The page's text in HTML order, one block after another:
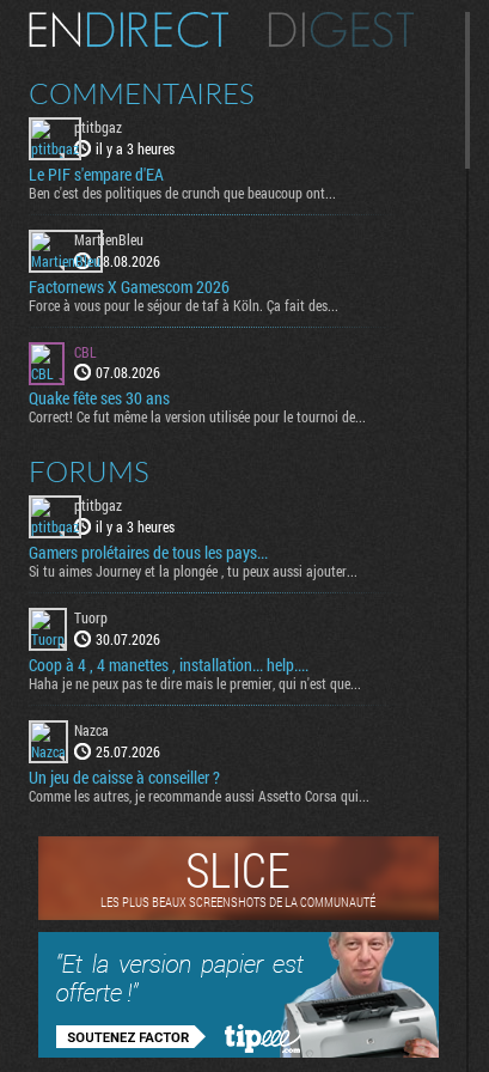
COMMENTAIRES
ptitbgaz
il y a 3 heures
Le PIF s'empare d'EA
Ben c'est des politiques de crunch que beaucoup ont...
MartienBleu
08.08.2026
Factornews X Gamescom 2026
Force à vous pour le séjour de taf à Köln. Ça fait des...
CBL
07.08.2026
Quake fête ses 30 ans
Correct! Ce fut même la version utilisée pour le tournoi de...
FORUMS
ptitbgaz
il y a 3 heures
Gamers prolétaires de tous les pays...
Si tu aimes Journey et la plongée , tu peux aussi ajouter...
Tuorp
30.07.2026
Coop à 4 , 4 manettes , installation... help....
Haha je ne peux pas te dire mais le premier, qui n'est que...
Nazca
25.07.2026
Un jeu de caisse à conseiller ?
Comme les autres, je recommande aussi Assetto Corsa qui...
SLICE
LES PLUS BEAUX SCREENSHOTS DE LA COMMUNAUTÉ